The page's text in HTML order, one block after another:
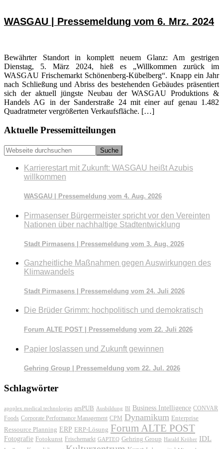
WASGAU | Pressemeldung vom 6. Mrz. 2024
Bewährter Standort in komplett neuem Glanz: Am gestrigen
Dienstag, 5. März 2024, hieß es „Willkommen zurück im
WASGAU Frischemarkt Schönenberg-Kübelberg“. Knapp ein Jahr
nach Schließung und Abriss des bestehenden Gebäudes präsentiert
sich der aktuell jüngste Neubau der WASGAU Produktions &
Handels AG in der Sanderstraße 24 mit einer auf genau 1.482
Quadratmeter vergrößerten Verkaufsfläche. […]
Seitenspalte
Aktuelle Pressemitteilungen
Webseite
durchsuchen
Karrierestart mit Zukunft: WASGAU heißt Azubis
willkommen
WASGAU | Pressemeldung vom 4. Aug. 2026
Pirmasenser Bürgermeister spricht vor den Vereinten
Nationen über nachhaltige Stadtentwicklung
Stadt Pirmasens | Pressemeldung vom 3. Aug. 2026
Ganzheitliche Maßnahmen gegen Auswirkungen des
Klimawandels
Stadt Pirmasens | Pressemeldung vom 24. Juli 2026
Die Brüder Grimm: hochpolitisch und demokratisch
Forum ALTE POST | Pressemeldung vom 22. Juli 2026
Papier loslassen und Zukunft gewinnen
Gehring Group | Pressemeldung vom 22. Jul. 2026
Schlagwörter
apoplex medical technologies arsPUB Ausbildung BI Business Intelligence CONVAR
Foods Corporate Performance Management CPM Dynamikum Enterprise
Ressource Planning ERP ERP-Lösung Forum ALTE POST
Fotografie Fotokunst Frischemarkt GAPTEQ Gehring Group Harald Kröher IDL